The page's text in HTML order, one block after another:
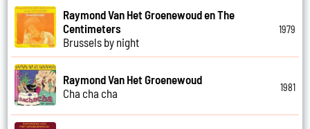
Raymond Van Het Groenewoud en The
Centimeters
Brussels by night
1979
Raymond Van Het Groenewoud
Cha cha cha
1981